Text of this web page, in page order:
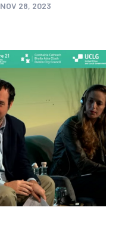
NOV 28, 2023